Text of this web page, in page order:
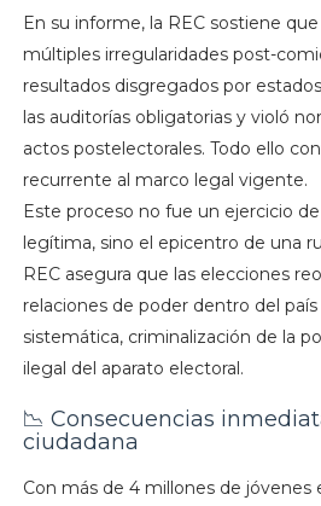
En su informe, la REC sostiene
múltiples irregularidades post-
resultados disgregados por
las auditorías obligatorias y violó
actos postelectorales. Todo ello
recurrente al marco legal vigente.
Este proceso no fue un ejercicio
legítima, sino el epicentro de una
REC asegura que las elecciones
relaciones de poder dentro del
sistemática, criminalización de la
ilegal del aparato electoral.
📉 Consecuencias
ciudadana
Con más de 4 millones de jóvenes